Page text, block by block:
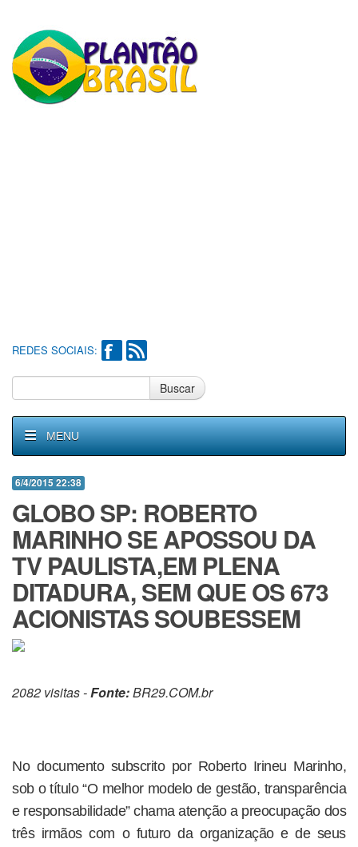
REDES SOCIAIS:
Buscar
MENU
6/4/2015 22:38
GLOBO SP: ROBERTO
MARINHO SE APOSSOU DA
TV PAULISTA,EM PLENA
DITADURA, SEM QUE OS 673
ACIONISTAS SOUBESSEM
2082 visitas -Fonte:BR29.COM.br
No documento subscrito por Roberto Irineu Marinho,
sob o título “O melhor modelo de gestão, transparência
e responsabilidade” chama atenção a preocupação dos
três irmãos com o futuro da organização e de seus